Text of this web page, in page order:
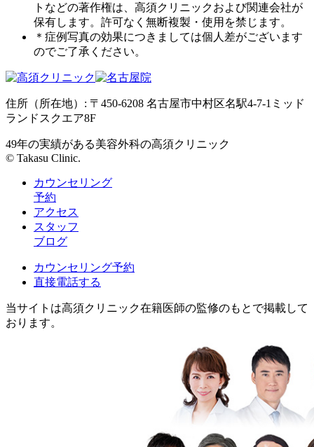
トなどの著作権は、高須クリニックおよび関連会社が
保有します。許可なく無断複製・使用を禁じます。
＊症例写真の効果につきましては個人差がございます
のでご了承ください。
住所（所在地）: 〒450-6208 名古屋市中村区名駅4-7-1ミッド
ランドスクエア8F
49年の実績がある美容外科の高須クリニック
© Takasu Clinic.
カウンセリング
予約
アクセス
スタッフ
ブログ
カウンセリング予約
直接電話する
当サイトは高須クリニック在籍医師の監修のもとで掲載して
おります。